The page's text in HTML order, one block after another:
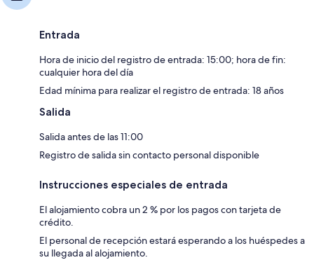
Entrada
Hora de inicio del registro de entrada: 15:00; hora de fin:
cualquier hora del día
Edad mínima para realizar el registro de entrada: 18 años
Salida
Salida antes de las 11:00
Registro de salida sin contacto personal disponible
Instrucciones especiales de entrada
El alojamiento cobra un 2 % por los pagos con tarjeta de
crédito.
El personal de recepción estará esperando a los huéspedes a
su llegada al alojamiento.